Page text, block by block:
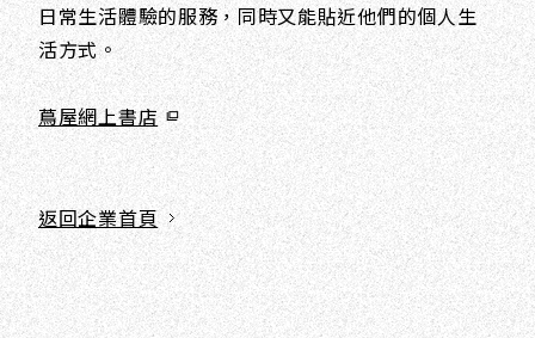
日常生活體驗的服務，同時又能貼近他們的個人生
活方式。
蔦屋網上書店
返回企業首頁